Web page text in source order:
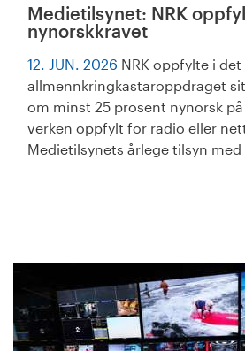
Medietilsynet: NRK
nynorskkravet
12. JUN. 2026 NRK oppfylte i
allmennkringkastaroppdraget
om minst 25 prosent nynorsk
verken oppfylt for radio eller
Medietilsynets årlege tilsyn med